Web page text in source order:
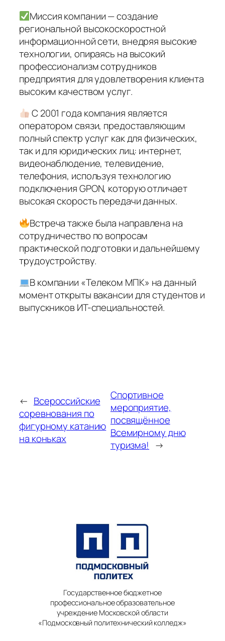
Миссия компании — создание
региональной высокоскоростной
информационной сети, внедряя высокие
технологии, опираясь на высокий
профессионализм сотрудников
предприятия для удовлетворения клиента
высоким качеством услуг.
С 2001 года компания является
оператором связи, предоставляющим
полный спектр услуг как для физических,
так и для юридических лиц: интернет,
видеонаблюдение, телевидение,
телефония, используя технологию
подключения GPON, которую отличает
высокая скорость передачи данных.
Встреча также была направлена на
сотрудничество по вопросам
практической подготовки и дальнейшему
трудоустройству.
В компании «Телеком МПК» на данный
момент открыты вакансии для студентов и
выпускников ИТ-специальностей.
← Всероссийские
соревнования по
фигурному катанию
на коньках
Спортивное
мероприятие,
посвящённое
Всемирному дню
туризма! →
Государственное бюджетное
профессиональное образовательное
учреждение Московской области
«Подмосковный политехнический колледж»